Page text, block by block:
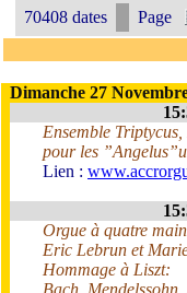
70408 dates Page
Dimanche 27
Ensemble
pour les
Lien :
Orgue à quatre
Eric Lebrun et
Hommage à Liszt:
Bach,